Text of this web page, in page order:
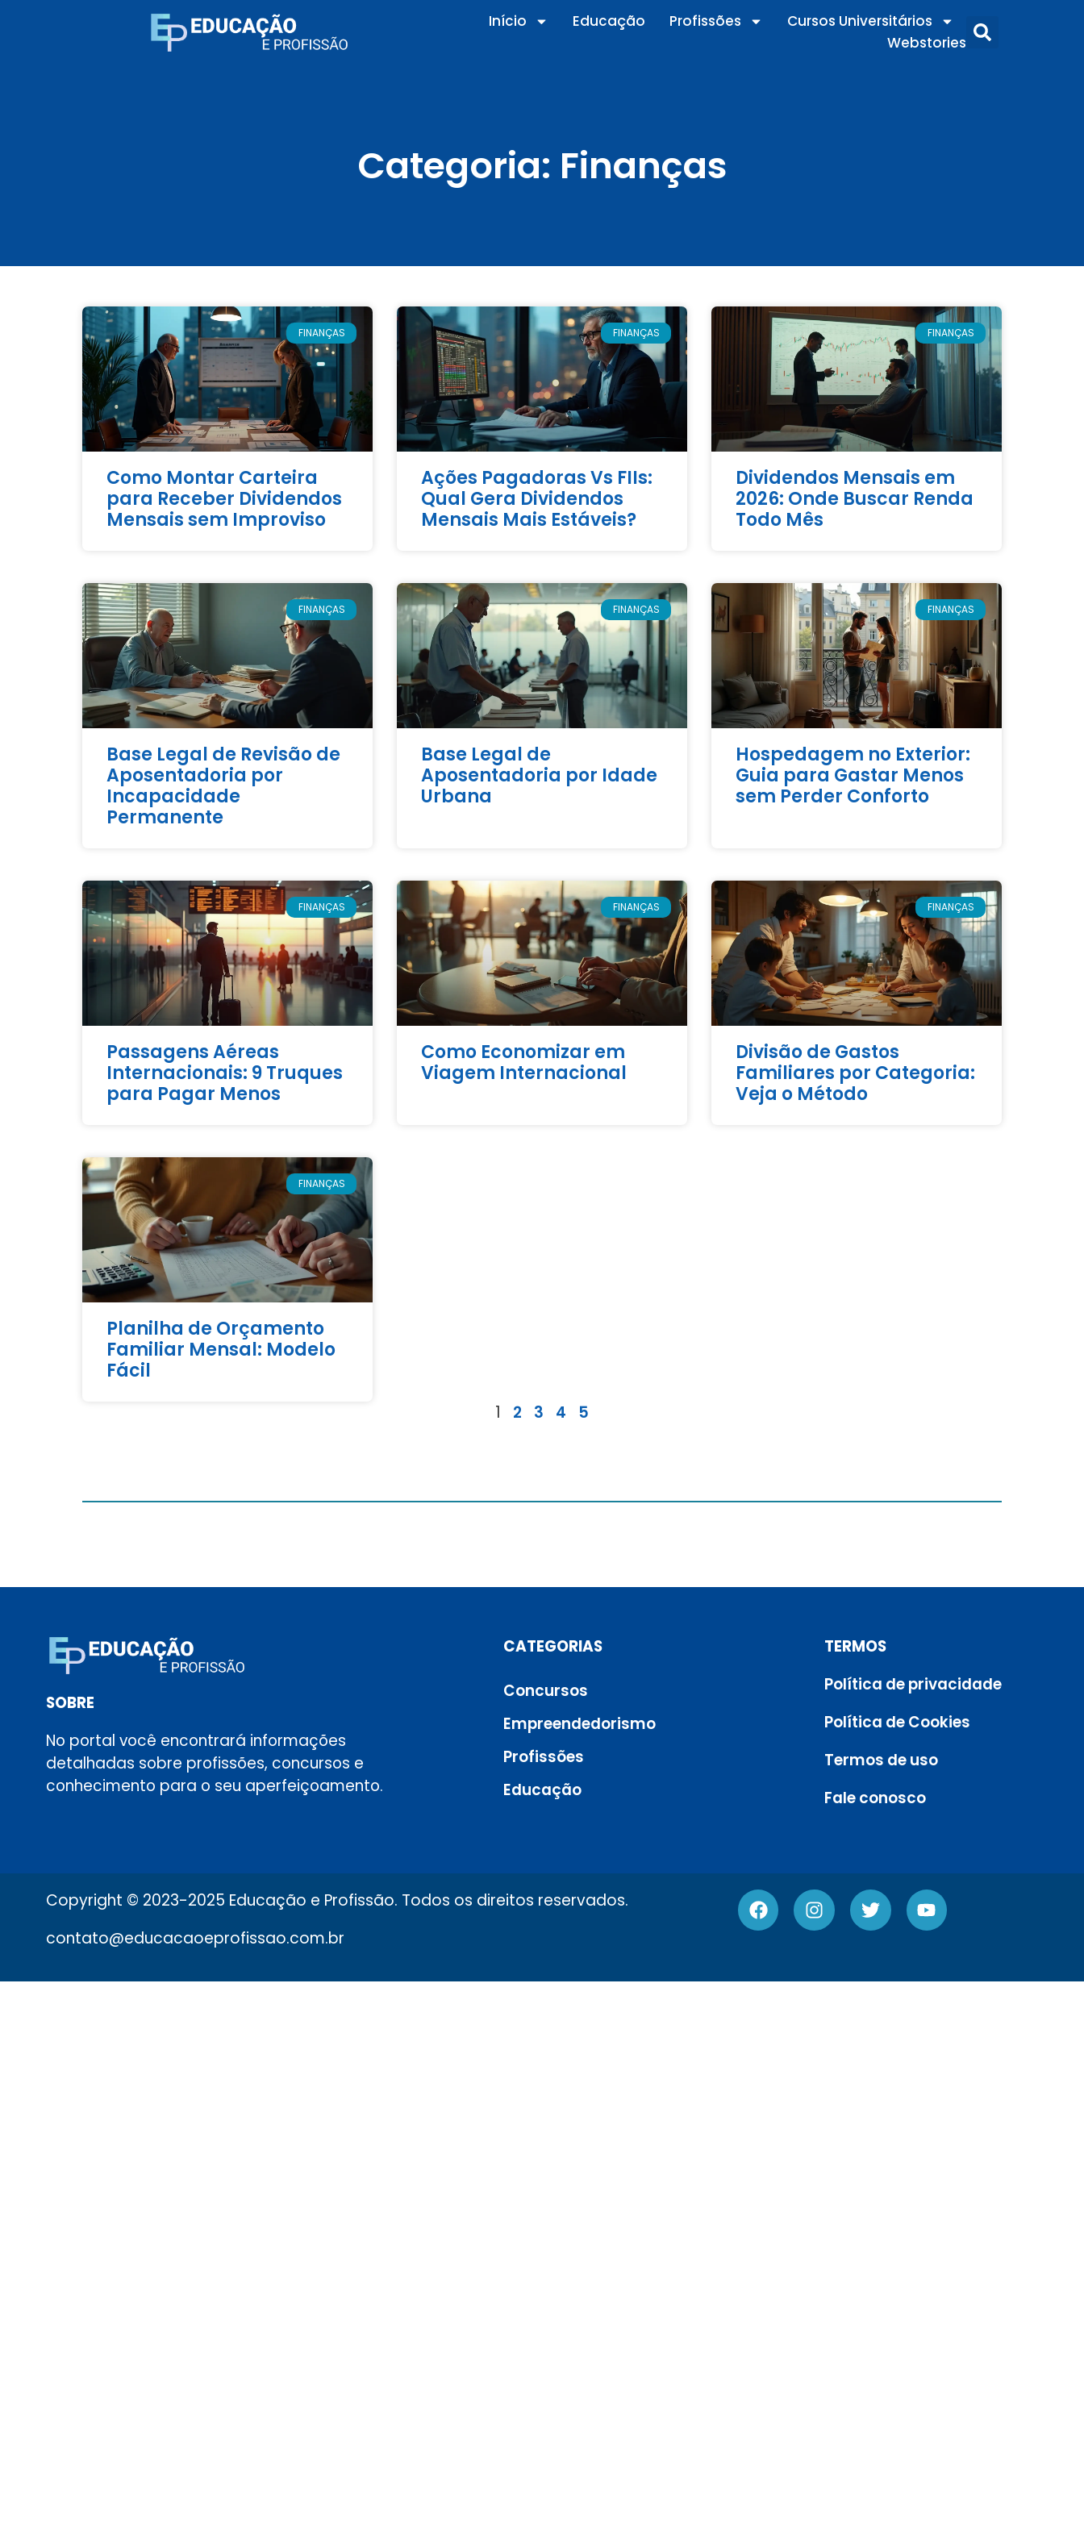
Início Educação Profissões
Cursos Universitários
Webstories
Categoria: Finanças
FINANÇAS
Como Montar Carteira
para Receber Dividendos
Mensais sem Improviso
FINANÇAS
Ações Pagadoras Vs FIIs:
Qual Gera Dividendos
Mensais Mais Estáveis?
FINANÇAS
Dividendos Mensais em
2026: Onde Buscar Renda
Todo Mês
FINANÇAS
Base Legal de Revisão de
Aposentadoria por
Incapacidade
Permanente
FINANÇAS
Base Legal de
Aposentadoria por Idade
Urbana
FINANÇAS
Hospedagem no Exterior:
Guia para Gastar Menos
sem Perder Conforto
FINANÇAS
Passagens Aéreas
Internacionais: 9 Truques
para Pagar Menos
FINANÇAS
Como Economizar em
Viagem Internacional
FINANÇAS
Divisão de Gastos
Familiares por Categoria:
Veja o Método
FINANÇAS
Planilha de Orçamento
Familiar Mensal: Modelo
Fácil
1 2 3 4 5
SOBRE
No portal você encontrará informações
detalhadas sobre profissões, concursos e
conhecimento para o seu aperfeiçoamento.
CATEGORIAS
Concursos
Empreendedorismo
Profissões
Educação
TERMOS
Política de privacidade
Política de Cookies
Termos de uso
Fale conosco
Copyright © 2023-2025 Educação e Profissão. Todos os direitos reservados.
contato@educacaoeprofissao.com.br